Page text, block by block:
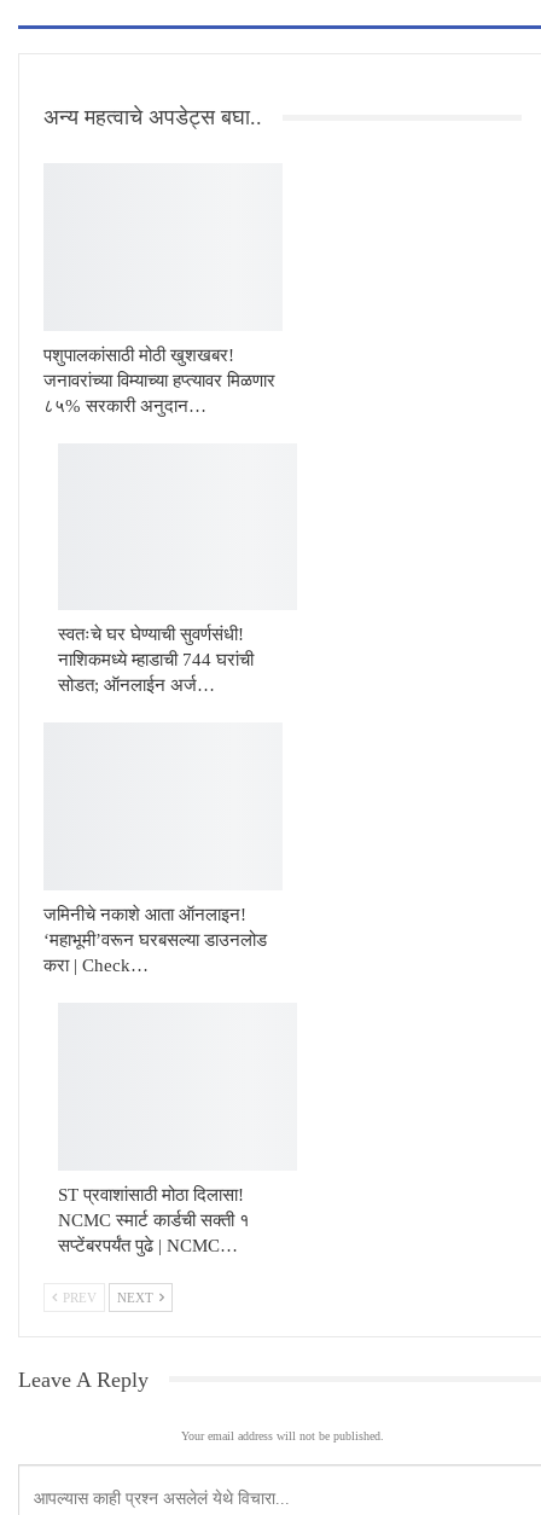
अन्य महत्वाचे अपडेट्स बघा..
पशुपालकांसाठी मोठी खुशखबर!
जनावरांच्या विम्याच्या हप्त्यावर मिळणार
८५% सरकारी अनुदान…
स्वतःचे घर घेण्याची सुवर्णसंधी!
नाशिकमध्ये म्हाडाची 744 घरांची
सोडत; ऑनलाईन अर्ज…
जमिनीचे नकाशे आता ऑनलाइन!
‘महाभूमी’वरून घरबसल्या डाउनलोड
करा | Check…
ST प्रवाशांसाठी मोठा दिलासा!
NCMC स्मार्ट कार्डची सक्ती १
सप्टेंबरपर्यंत पुढे | NCMC…
PREV NEXT
Leave A Reply
Your email address will not be published.